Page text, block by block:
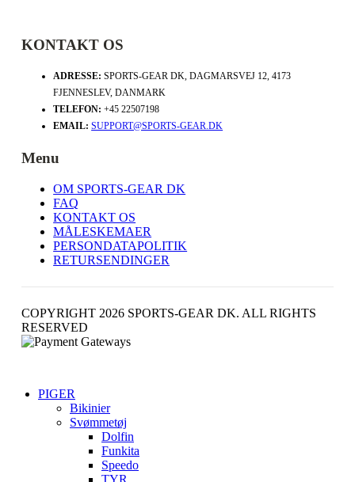
KONTAKT OS
ADRESSE: SPORTS-GEAR DK, DAGMARSVEJ 12, 4173
FJENNESLEV, DANMARK
TELEFON: +45 22507198
EMAIL: SUPPORT@SPORTS-GEAR.DK
Menu
OM SPORTS-GEAR DK
FAQ
KONTAKT OS
MÅLESKEMAER
PERSONDATAPOLITIK
RETURSENDINGER
COPYRIGHT 2026 SPORTS-GEAR DK. ALL RIGHTS
RESERVED
PIGER
Bikinier
Svømmetøj
Dolfin
Funkita
Speedo
TYR